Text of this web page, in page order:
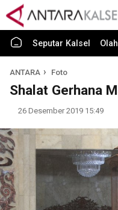
Seputar Kalsel
ANTARA Foto
Shalat Gerhana
26 Desember 2019 15:49